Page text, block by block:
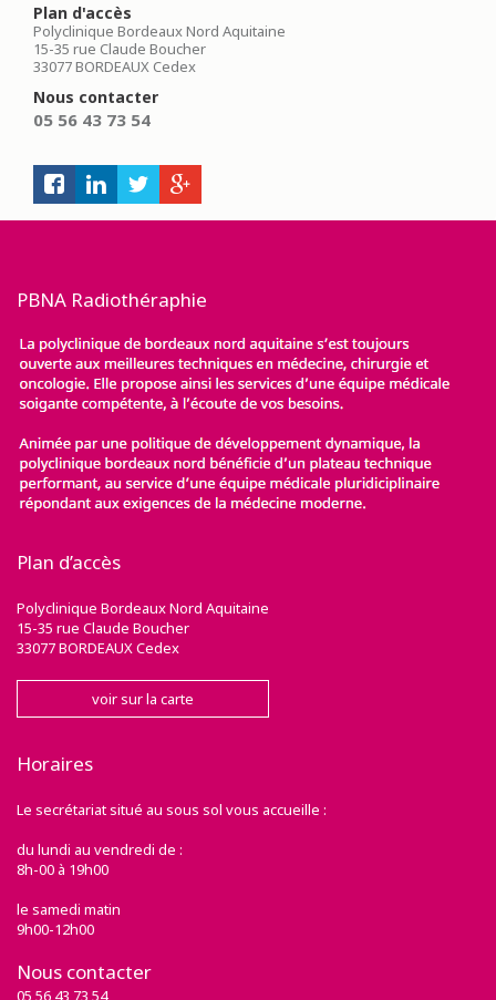
Plan d'accès
Polyclinique Bordeaux Nord Aquitaine
15-35 rue Claude Boucher
33077 BORDEAUX Cedex
Nous contacter
05 56 43 73 54
PBNA Radiothéraphie
Plan d’accès
Polyclinique Bordeaux Nord Aquitaine
15-35 rue Claude Boucher
33077 BORDEAUX Cedex
voir sur la carte
Horaires
Le secrétariat situé au sous sol vous accueille :
du lundi au vendredi de :
8h-00 à 19h00
le samedi matin
9h00-12h00
Nous contacter
05 56 43 73 54